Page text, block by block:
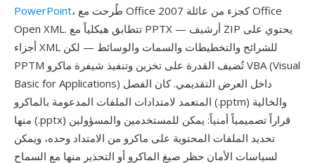
PowerPoint، طُرحت مع Office 2007 كجزء من عائلة Office
Open XML. تتطابق هيكلياً مع PPTX — أرشيف ZIP يحتوي على
أجزاء XML للشرائح والتخطيطات والسمات والوسائط — لكن
PPTM تُضيف القدرة على تخزين وتنفيذ شيفرة ماكرو VBA (Visual
Basic for Applications) داخل العرض التقديمي. كان الفصل
المتعمد لامتدادات الملفات المدعومة بالماكرو (.pptm) والخالية
منها (.pptx) قراراً تصميمياً أمنياً: يمكن للمستخدمين والمسؤولين
تحديد الملفات المحتوية على ماكرو من الامتداد وحده، ويمكن
لسياسات الأمان حظر صيغ الماكرو أو التحذير منها مع السماح